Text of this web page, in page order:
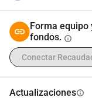
Forma equipo
fondos. info
Conectar
Actualizacionesinfo